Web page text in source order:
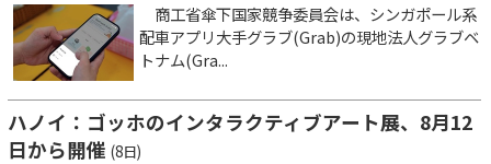
商工省傘下国家競争委員会は、シンガポール系
配車アプリ大手グラブ(Grab)の現地法人グラブベ
トナム(Gra...
ハノイ：ゴッホのインタラクティブアート展、8月12
日から開催 (8日)